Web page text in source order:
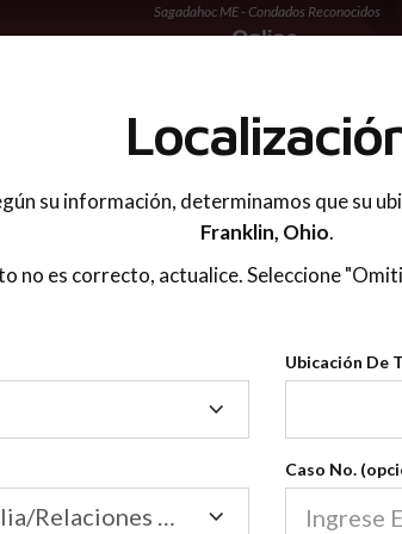
Sagadahoc ME - Condados Reconocidos
Condados
2600
Condados
Nuestras
2600
Las clases
su información, determinamos que su
Franklin, Ohio.
no es correcto, actualice. Seleccione
Ubicación De
Tramitación
Tribunal de Familia/Relaciones Domésticas
Caso No.